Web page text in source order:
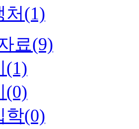
처 (1)
료(9)
(1)
(0)
학(0)